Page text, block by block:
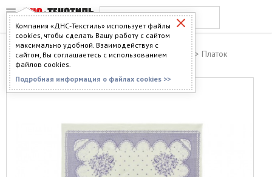
Компания «ДНС-Текстиль» использует файлы
cookies, чтобы сделать Вашу работу с сайтом
максимально удобной. Взаимодействуя с
сайтом, Вы соглашаетесь с использованием
файлов cookies.
Подробная информация о файлах cookies >>
Главная >Каталог>Текстиль для кухни> Платки > Платок
головной pgg-01